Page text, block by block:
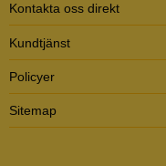
Kontakta oss direkt
Kundtjänst
Policyer
Sitemap